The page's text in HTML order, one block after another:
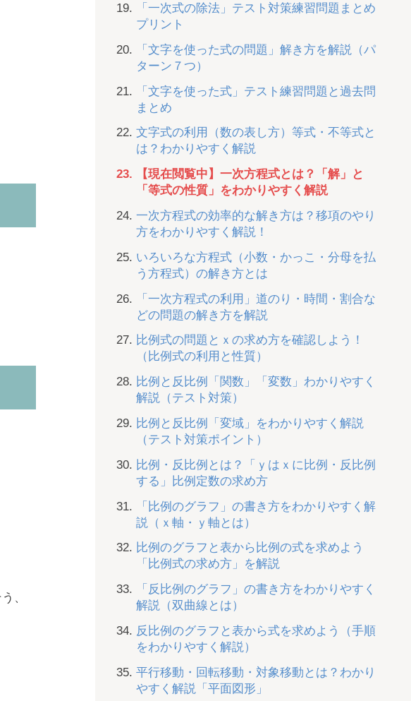
、
「一次式の除法」テスト対策練習問題まとめ
プリント
「文字を使った式の問題」解き方を解説（パ
ターン７つ）
「文字を使った式」テスト練習問題と過去問
まとめ
文字式の利用（数の表し方）等式・不等式と
は？わかりやすく解説
【現在閲覧中】一次方程式とは？「解」と
「等式の性質」をわかりやすく解説
一次方程式の効率的な解き方は？移項のやり
方をわかりやすく解説！
いろいろな方程式（小数・かっこ・分母を払
う方程式）の解き方とは
「一次方程式の利用」道のり・時間・割合な
どの問題の解き方を解説
比例式の問題とｘの求め方を確認しよう！
（比例式の利用と性質）
比例と反比例「関数」「変数」わかりやすく
解説（テスト対策）
比例と反比例「変域」をわかりやすく解説
（テスト対策ポイント）
比例・反比例とは？「ｙはｘに比例・反比例
する」比例定数の求め方
「比例のグラフ」の書き方をわかりやすく解
説（ｘ軸・ｙ軸とは）
比例のグラフと表から比例の式を求めよう
「比例式の求め方」を解説
「反比例のグラフ」の書き方をわかりやすく
解説（双曲線とは）
反比例のグラフと表から式を求めよう（手順
をわかりやすく解説）
平行移動・回転移動・対象移動とは？わかり
やすく解説「平面図形」